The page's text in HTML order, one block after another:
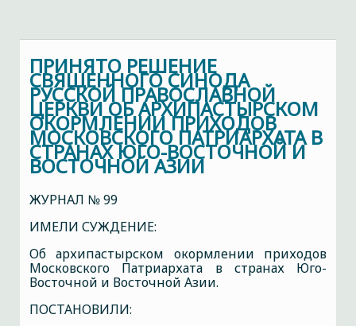
ПРИНЯТО РЕШЕНИЕ
СВЯЩЕННОГО СИНОДА
РУССКОЙ ПРАВОСЛАВНОЙ
ЦЕРКВИ ОБ АРХИПАСТЫРСКОМ
ОКОРМЛЕНИИ ПРИХОДОВ
МОСКОВСКОГО ПАТРИАРХАТА В
СТРАНАХ ЮГО-ВОСТОЧНОЙ И
ВОСТОЧНОЙ АЗИИ
ЖУРНАЛ № 99
ИМЕЛИ СУЖДЕНИЕ:
Об архипастырском окормлении приходов
Московского Патриархата в странах Юго-
Восточной и Восточной Азии.
ПОСТАНОВИЛИ: